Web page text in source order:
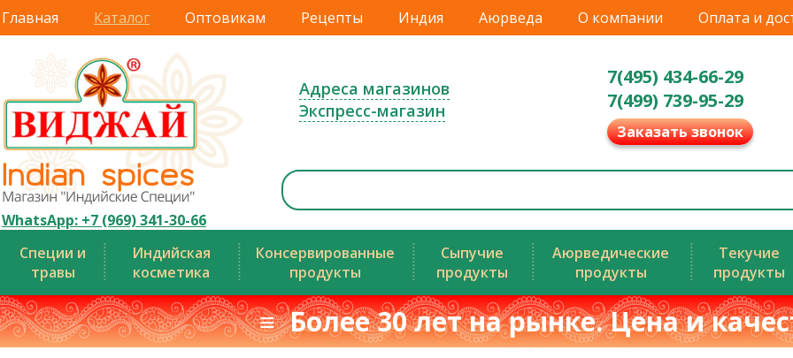
Главная Каталог Оптовикам Рецепты Индия Аюрведа О компании Оплата и
WhatsApp: +7 (969) 341-30-66
Адреса магазинов
Экспресс-магазин
7(495) 434-66-29
7(499) 739-95-29
Заказать звонок
Специи и
травы
Индийская
косметика
Консервированные
продукты
Сыпучие
продукты
Аюрведические
продукты
Текучие
продукты
≡ Более 30 лет на рынке. Цена и